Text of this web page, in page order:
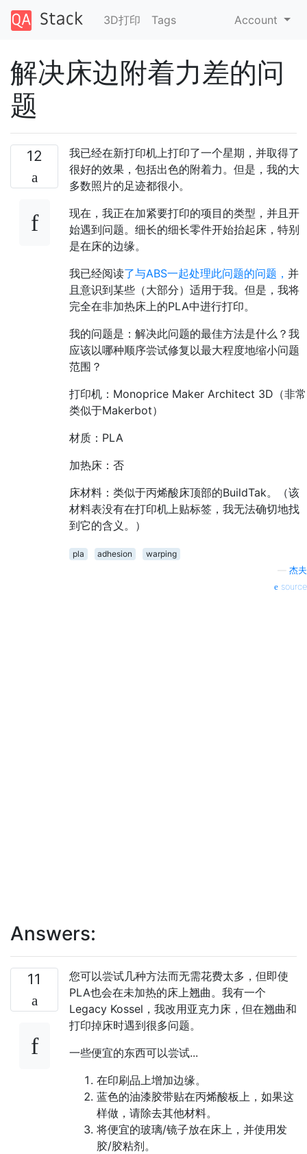
3D打印 Tags Account
解决床边附着力差的问
题
12
我已经在新打印机上打印了一个星期，并取得了
很好的效果，包括出色的附着力。但是，我的大
多数照片的足迹都很小。
现在，我正在加紧要打印的项目的类型，并且开
始遇到问题。细长的细长零件开始抬起床，特别
是在床的边缘。
我已经阅读了与ABS一起处理此问题的问题， 并
且意识到某些（大部分）适用于我。但是，我将
完全在非加热床上的PLA中进行打印。
我的问题是：解决此问题的最佳方法是什么？我
应该以哪种顺序尝试修复以最大程度地缩小问题
范围？
打印机：Monoprice Maker Architect 3D（非常
类似于Makerbot）
材质：PLA
加热床：否
床材料：类似于丙烯酸床顶部的BuildTak。（该
材料表没有在打印机上贴标签，我无法确切地找
到它的含义。）
pla adhesion
warping
杰夫
source
Answers:
11
您可以尝试几种方法而无需花费太多，但即使
PLA也会在未加热的床上翘曲。我有一个
Legacy Kossel，我改用亚克力床，但在翘曲和
打印掉床时遇到很多问题。
一些便宜的东西可以尝试...
在印刷品上增加边缘。
蓝色的油漆胶带贴在丙烯酸板上，如果这
样做，请除去其他材料。
将便宜的玻璃/镜子放在床上，并使用发
胶/胶粘剂。